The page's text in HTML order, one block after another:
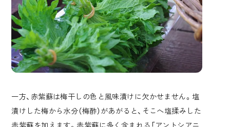
一方、赤紫蘇は梅干しの色と風味漬けに欠かせません。塩
漬けした梅から水分（梅酢）があがると、そこへ塩揉みした
赤紫蘇を加えます。赤紫蘇に多く含まれる「アントシアニ